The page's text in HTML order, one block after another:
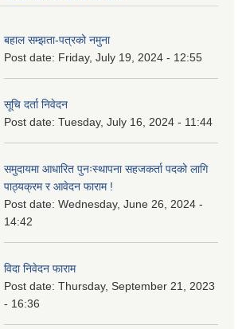
बहाल सम्झता-पत्रको नमुना
Post date: Friday, July 19, 2024 - 12:55
सूचि दर्ता निवेदन
Post date: Tuesday, July 16, 2024 - 11:44
समुदायमा आधारित पुनःस्थापना सहजकर्ता पदको लागि
पाठ्यक्रम र आवेदन फाराम !
Post date: Wednesday, June 26, 2024 -
14:42
विदा निवेदन फाराम
Post date: Thursday, September 21, 2023
- 16:36